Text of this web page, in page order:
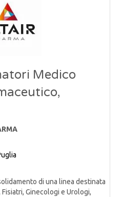
Medico
di una linea destinata
Ginecologi e Urologi,